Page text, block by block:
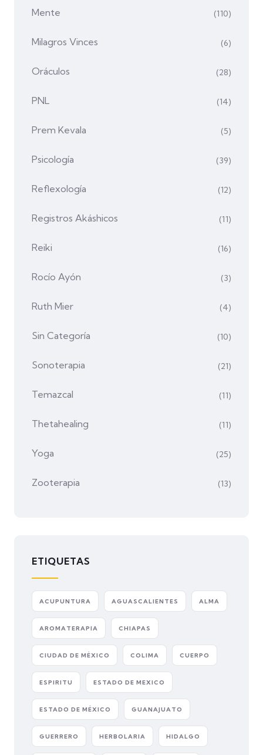
Mente (110)
Milagros Vinces (6)
Oráculos (28)
PNL (14)
Prem Kevala (5)
Psicología (39)
Reflexología (12)
Registros Akáshicos (11)
Reiki (16)
Rocío Ayón (3)
Ruth Mier (4)
Sin Categoría (10)
Sonoterapia (21)
Temazcal (11)
Thetahealing (11)
Yoga (25)
Zooterapia (13)
ETIQUETAS
ACUPUNTURA AGUASCALIENTES ALMA
AROMATERAPIA CHIAPAS
CIUDAD DE MÉXICO COLIMA CUERPO
ESPIRITU ESTADO DE MEXICO
ESTADO DE MÉXICO GUANAJUATO
GUERRERO HERBOLARIA HIDALGO